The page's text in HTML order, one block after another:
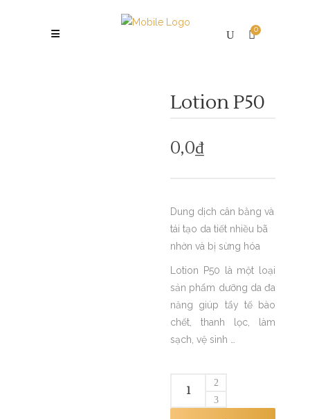
0
Lotion P50
0,0₫
Dung dịch cân bằng và
tái tạo da tiết nhiều bã
nhờn và bị sừng hóa
Lotion P50 là một loại
sản phẩm dưỡng da đa
năng giúp tẩy tế bào
chết, thanh lọc, làm
sạch, vệ sinh …